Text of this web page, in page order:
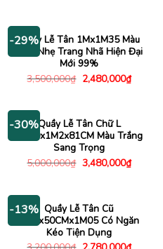
-29%
Quầy Lễ Tân 1Mx1M35 Màu
Xám Nhẹ Trang Nhã Hiện Đại
Mới 99%
3,500,000₫ Giá
gốc
2,480,000₫Giá
hiện
-30%Quầy Lễ Tân Chữ L
3M40x1M2x81CM Màu Trắng
Sang Trọng
5,000,000₫ Giá
gốc
3,480,000₫Giá
hiện
-13% Quầy Lễ Tân Cũ
1M5x50CMx1M05 Có Ngăn
Kéo Tiện Dụng